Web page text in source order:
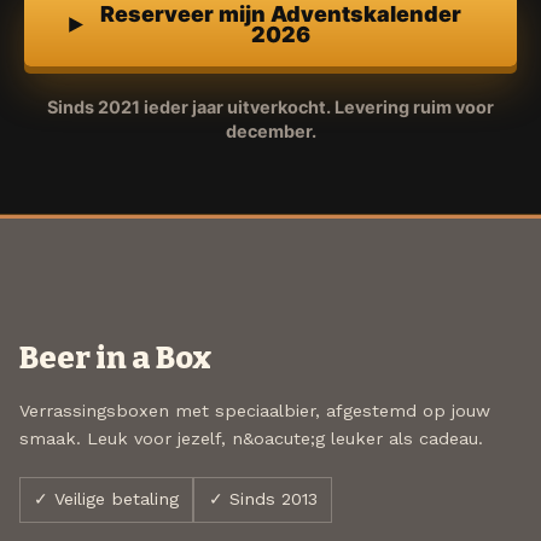
Reserveer mijn Adventskalender
2026
Sinds 2021 ieder jaar uitverkocht. Levering ruim voor
december.
Beer in a Box
Verrassingsboxen met speciaalbier, afgestemd op jouw
smaak. Leuk voor jezelf, n&oacute;g leuker als cadeau.
✓ Veilige betaling ✓ Sinds 2013